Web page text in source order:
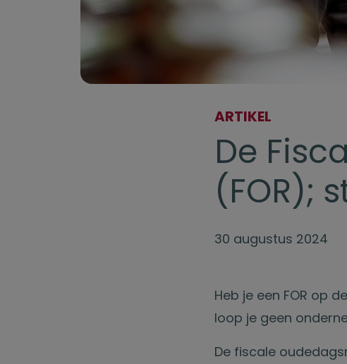
ARTIKEL
De
(FOR);
30 augustus 2024
Heb je een FOR op
loop je geen
De fiscale